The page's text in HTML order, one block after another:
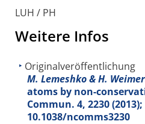
LUH / PH
Weitere Infos
Originalveröffentlichung
M. Lemeshko & H.
atoms by non-
Commun. 4, 2230
10.1038/ncomms3230